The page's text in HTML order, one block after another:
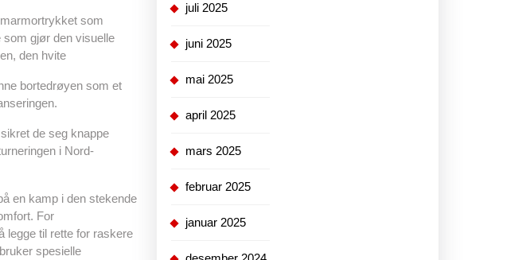
som
som gjør den visuelle
den hvite
bortedrøyen som et
de seg knappe
i Nord-
en kamp i den stekende
For
legge til rette for raskere
spesielle
juli 2025
juni 2025
mai 2025
april 2025
mars 2025
februar 2025
januar 2025